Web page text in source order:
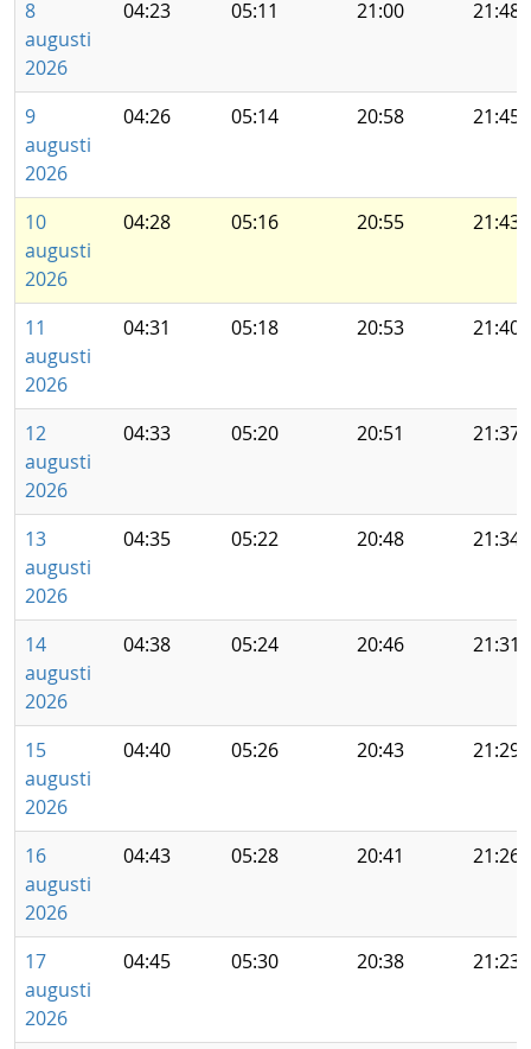
8
augusti
2026
04:23 05:11 21:00 21:48
9
augusti
2026
04:26 05:14 20:58 21:45
10
augusti
2026
04:28 05:16 20:55 21:43
11
augusti
2026
04:31 05:18 20:53 21:40
12
augusti
2026
04:33 05:20 20:51 21:37
13
augusti
2026
04:35 05:22 20:48 21:34
14
augusti
2026
04:38 05:24 20:46 21:31
15
augusti
2026
04:40 05:26 20:43 21:29
16
augusti
2026
04:43 05:28 20:41 21:26
17
augusti
2026
04:45 05:30 20:38 21:23